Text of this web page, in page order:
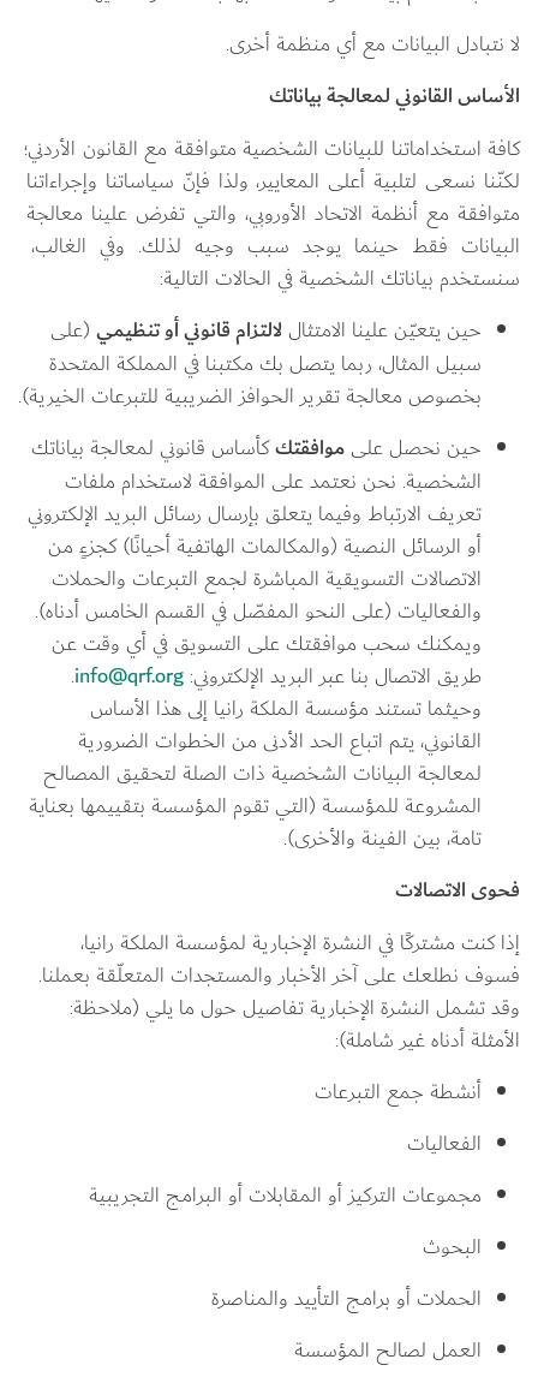
لا نتبادل البيانات مع أي منظمة أخرى.
الأساس القانوني لمعالجة بياناتك
كافة استخداماتنا للبيانات الشخصية متوافقة مع القانون الأردني؛
لكنّنا نسعى لتلبية أعلى المعايير، ولذا فإنّ سياساتنا وإجراءاتنا
متوافقة مع أنظمة الاتحاد الأوروبي، والتي تفرض علينا معالجة
البيانات فقط حينما يوجد سبب وجيه لذلك. وفي الغالب،
سنستخدم بياناتك الشخصية في الحالات التالية:
حين يتعيّن علينا الامتثال لالتزام قانوني أو تنظيمي (على
سبيل المثال، ربما يتصل بك مكتبنا في المملكة المتحدة
بخصوص معالجة تقرير الحوافز الضريبية للتبرعات الخيرية).
حين نحصل على موافقتك كأساس قانوني لمعالجة بياناتك
الشخصية. نحن نعتمد على الموافقة لاستخدام ملفات
تعريف الارتباط وفيما يتعلق بإرسال رسائل البريد الإلكتروني
أو الرسائل النصية (والمكالمات الهاتفية أحيانًا) كجزءٍ من
الاتصالات التسويقية المباشرة لجمع التبرعات والحملات
والفعاليات (على النحو المفصّل في القسم الخامس أدناه).
ويمكنك سحب موافقتك على التسويق في أي وقت عن
طريق الاتصال بنا عبر البريد الإلكتروني: info@qrf.org
.
وحيثما تستند مؤسسة الملكة رانيا إلى هذا الأساس
القانوني، يتم اتباع الحد الأدنى من الخطوات الضرورية
لمعالجة البيانات الشخصية ذات الصلة لتحقيق المصالح
المشروعة للمؤسسة (التي تقوم المؤسسة بتقييمها بعناية
تامة، بين الفينة والأخرى).
فحوى الاتصالات
إذا كنت مشتركًا في النشرة الإخبارية لمؤسسة الملكة رانيا،
فسوف نطلعك على آخر الأخبار والمستجدات المتعلّقة بعملنا.
وقد تشمل النشرة الإخبارية تفاصيل حول ما يلي (ملاحظة:
الأمثلة أدناه غير شاملة):
أنشطة جمع التبرعات
الفعاليات
مجموعات التركيز أو المقابلات أو البرامج التجريبية
البحوث
الحملات أو برامج التأييد والمناصرة
العمل لصالح المؤسسة